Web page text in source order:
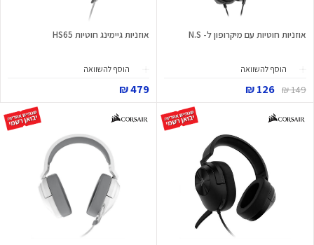
אוזניות חוטיות עם מיקרופון ל- N.S
הוסף להשוואה
149 ₪
126 ₪
אוזניות גיימינג חוטיות HS65
הוסף להשוואה
479 ₪